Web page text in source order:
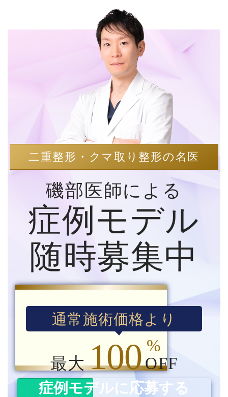
二重整形・クマ取り整形の名医
磯部医師による
症例モデル
随時募集中
通常施術価格より
最大100 %
OFF
症例モデルに応募する